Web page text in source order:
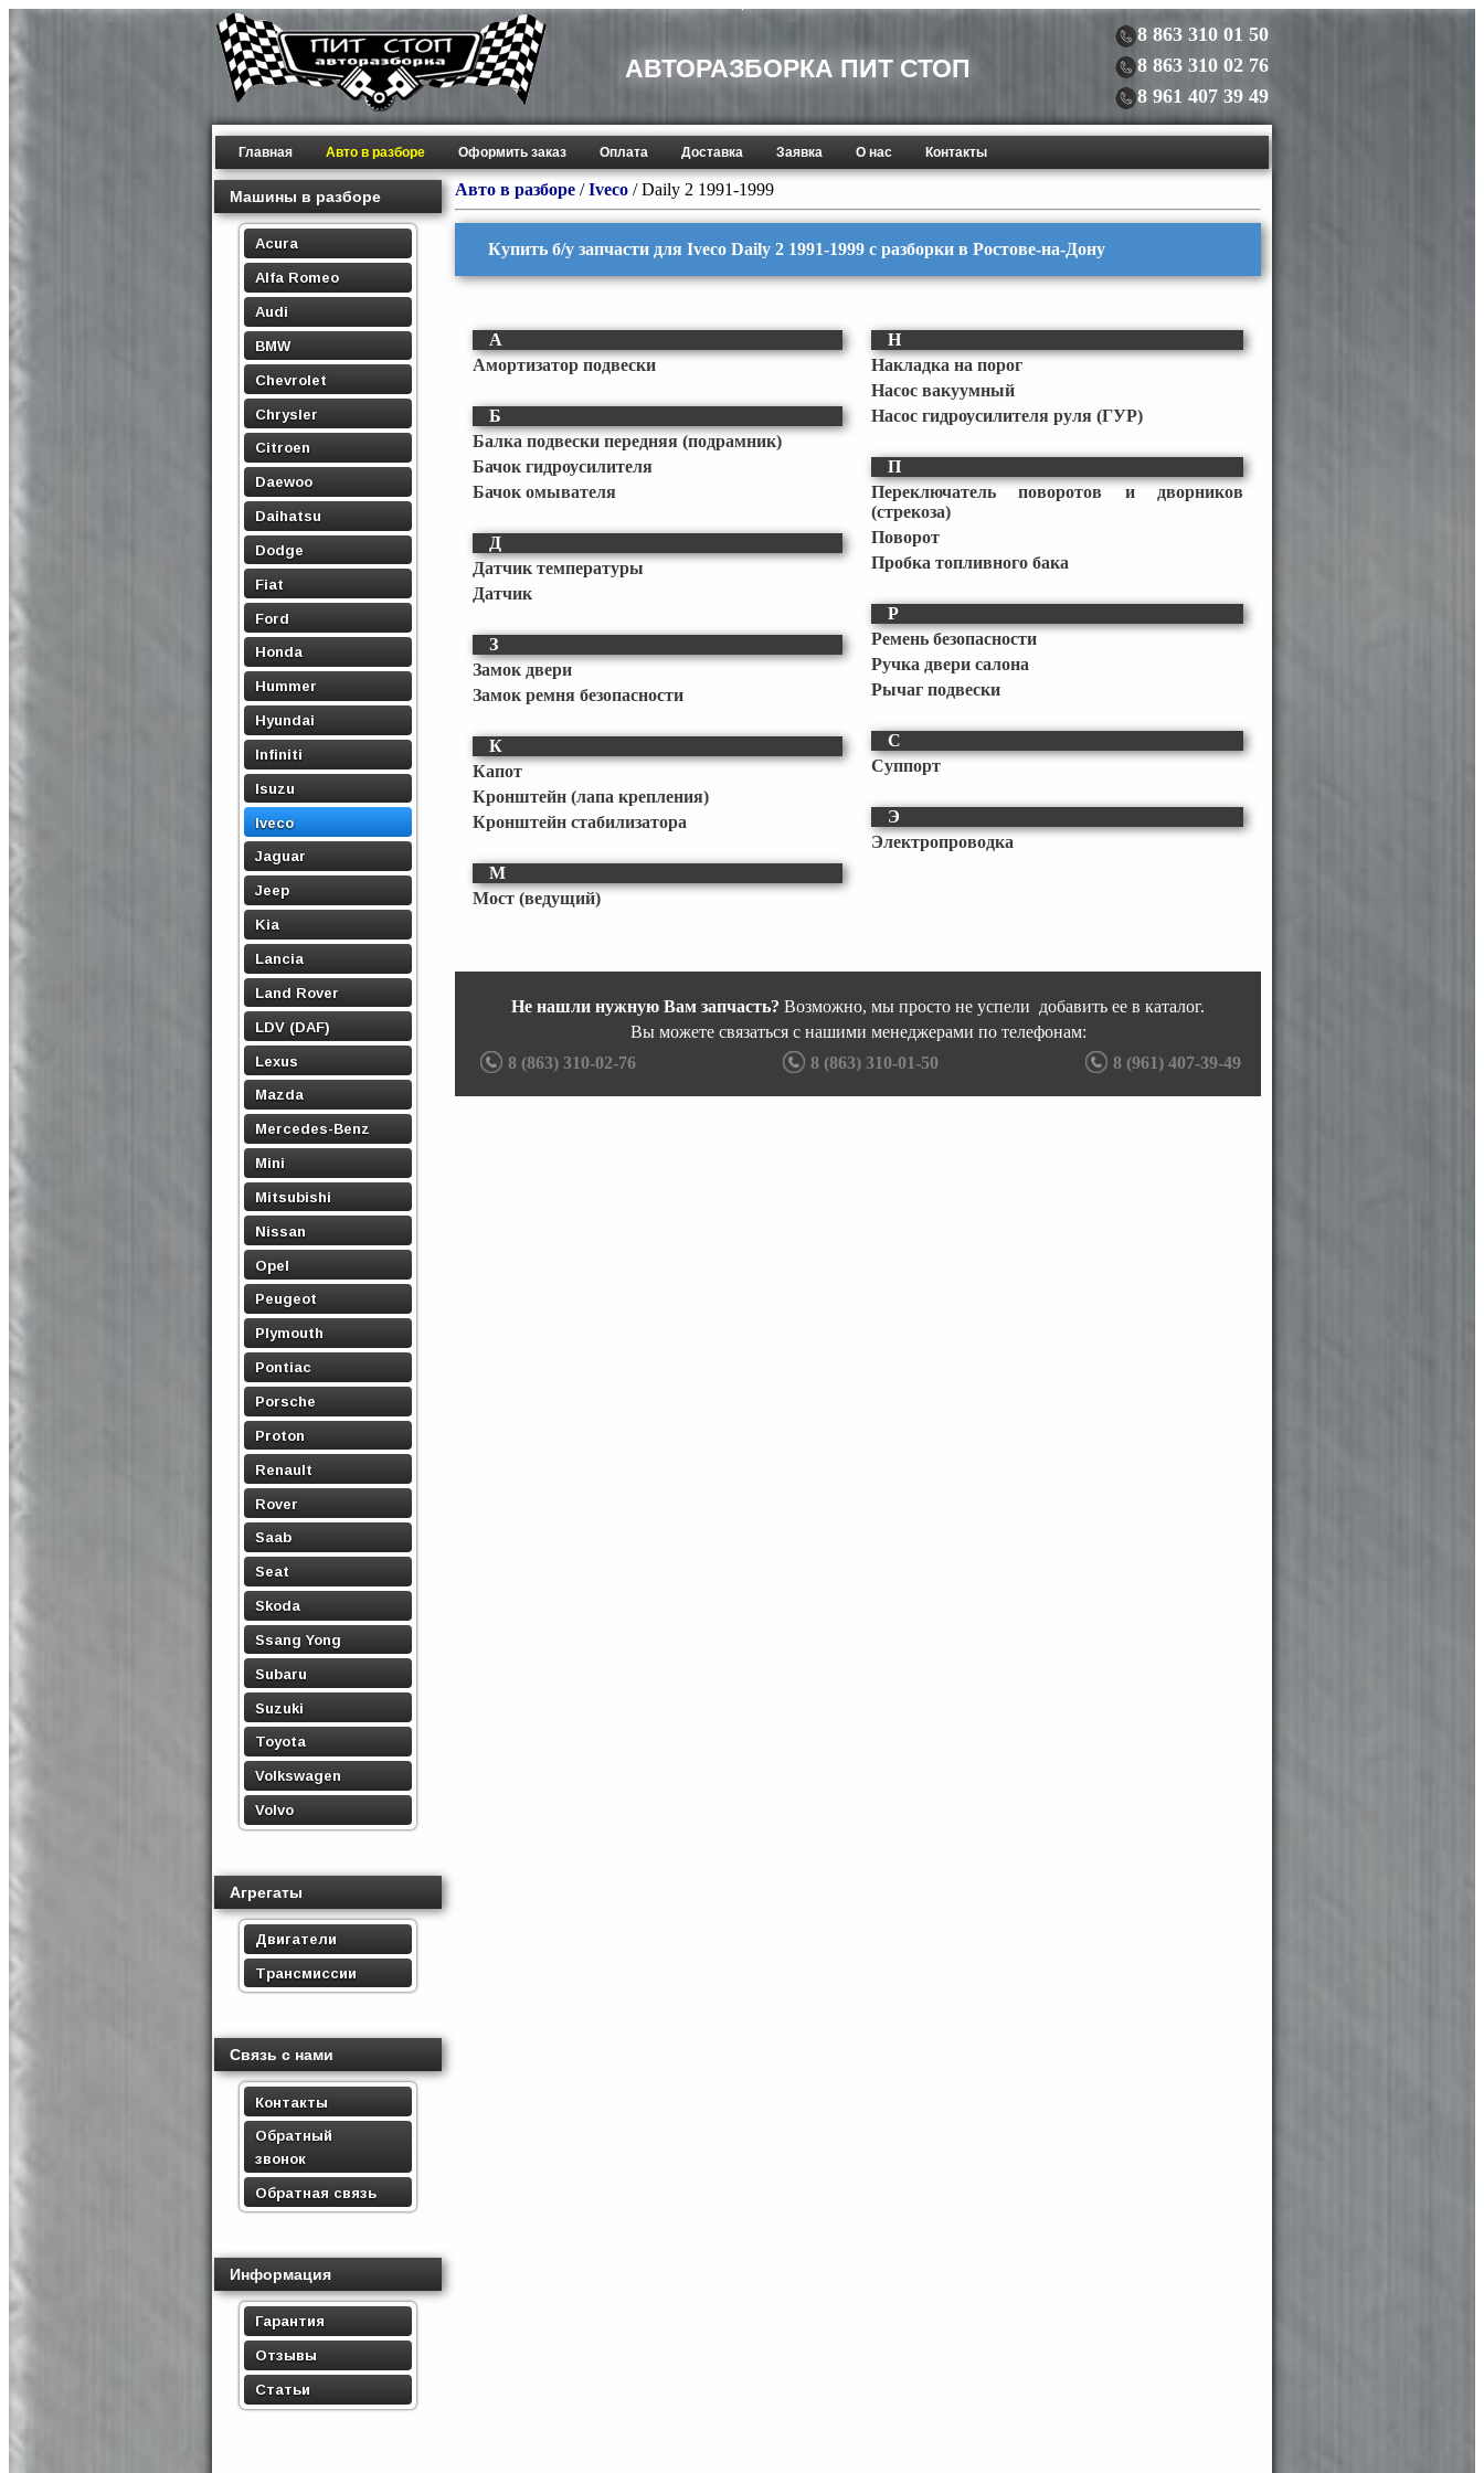
АВТОРАЗБОРКА ПИТ СТОП
8 863 310 01 50
8 863 310 02 76
8 961 407 39 49
Главная Авто в разборе Оформить заказ Оплата Доставка Заявка О нас Контакты
Машины в разборе
Acura
Alfa Romeo
Audi
BMW
Chevrolet
Chrysler
Citroen
Daewoo
Daihatsu
Dodge
Fiat
Ford
Honda
Hummer
Hyundai
Infiniti
Isuzu
Iveco
Jaguar
Jeep
Kia
Lancia
Land Rover
LDV (DAF)
Lexus
Mazda
Mercedes-Benz
Mini
Mitsubishi
Nissan
Opel
Peugeot
Plymouth
Pontiac
Porsche
Proton
Renault
Rover
Saab
Seat
Skoda
Ssang Yong
Subaru
Suzuki
Toyota
Volkswagen
Volvo
Агрегаты
Двигатели
Трансмиссии
Связь с нами
Контакты
Обратный
звонок
Обратная связь
Информация
Гарантия
Отзывы
Статьи
Авто в разборе /Iveco /Daily 2 1991-1999
Купить б/у запчасти для Iveco Daily 2 1991-1999 с разборки в Ростове-на-Дону
А
Амортизатор подвески
Б
Балка подвески передняя (подрамник)
Бачок гидроусилителя
Бачок омывателя
Д
Датчик температуры
Датчик
З
Замок двери
Замок ремня безопасности
К
Капот
Кронштейн (лапа крепления)
Кронштейн стабилизатора
М
Мост (ведущий)
Н
Накладка на порог
Насос вакуумный
Насос гидроусилителя руля (ГУР)
П
Переключатель поворотов и дворников
(стрекоза)
Поворот
Пробка топливного бака
Р
Ремень безопасности
Ручка двери салона
Рычаг подвески
С
Суппорт
Э
Электропроводка
Не нашли нужную Вам запчасть? Возможно, мы просто не успели добавить ее в каталог.
Вы можете связаться с нашими менеджерами по телефонам:
8 (863) 310-02-76
8 (863) 310-01-50 8 (961) 407-39-49